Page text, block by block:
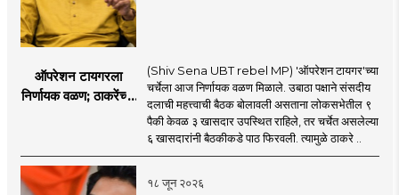
ऑपरेशन टायगरला
निर्णायक वळण; ठाकरेंच्या
विलीन होण्याचा प्रस्ताव?
(Shiv Sena UBT rebel MP) 'ऑपरेशन टायगर'च्या
चर्चेला आज निर्णायक वळण मिळाले. उबाठा पक्षाने संसदीय
दलाची महत्त्वाची बैठक बोलावली असताना लोकसभेतील ९
पैकी केवळ ३ खासदार उपस्थित राहिले, तर चर्चेत असलेल्या
६ खासदारांनी बैठकीकडे पाठ फिरवली. त्यामुळे ठाकरे ..
१८ जून २०२६